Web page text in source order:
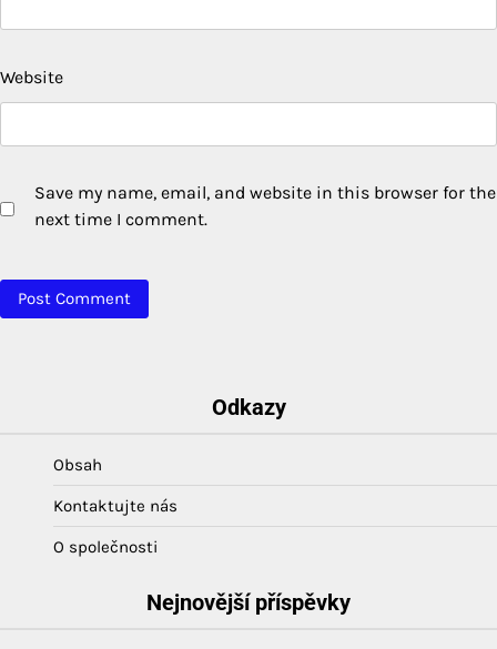
Website
Save my name, email, and website in this browser for the
next time I comment.
Odkazy
Obsah
Kontaktujte nás
O společnosti
Nejnovější příspěvky